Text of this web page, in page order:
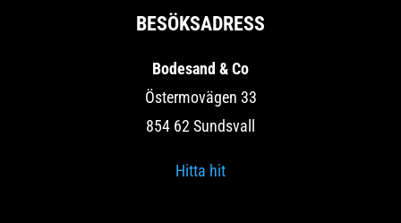
BESÖKSADRESS
Bodesand & Co
Östermovägen 33
854 62 Sundsvall
Hitta hit